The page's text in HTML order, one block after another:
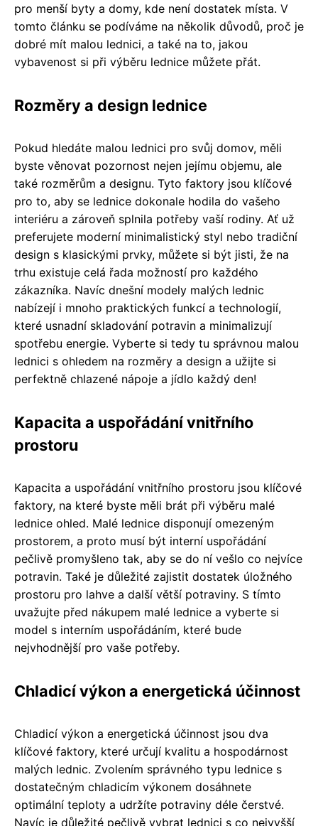
pro menší byty a domy, kde není dostatek místa. V
tomto článku se podíváme na několik důvodů, proč je
dobré mít malou lednici, a také na to, jakou
vybavenost si při výběru lednice můžete přát.
Rozměry a design lednice
Pokud hledáte malou lednici pro svůj domov, měli
byste věnovat pozornost nejen jejímu objemu, ale
také rozměrům a designu. Tyto faktory jsou klíčové
pro to, aby se lednice dokonale hodila do vašeho
interiéru a zároveň splnila potřeby vaší rodiny. Ať už
preferujete moderní minimalistický styl nebo tradiční
design s klasickými prvky, můžete si být jisti, že na
trhu existuje celá řada možností pro každého
zákazníka. Navíc dnešní modely malých lednic
nabízejí i mnoho praktických funkcí a technologií,
které usnadní skladování potravin a minimalizují
spotřebu energie. Vyberte si tedy tu správnou malou
lednici s ohledem na rozměry a design a užijte si
perfektně chlazené nápoje a jídlo každý den!
Kapacita a uspořádání vnitřního
prostoru
Kapacita a uspořádání vnitřního prostoru jsou klíčové
faktory, na které byste měli brát při výběru malé
lednice ohled. Malé lednice disponují omezeným
prostorem, a proto musí být interní uspořádání
pečlivě promyšleno tak, aby se do ní vešlo co nejvíce
potravin. Také je důležité zajistit dostatek úložného
prostoru pro lahve a další větší potraviny. S tímto
uvažujte před nákupem malé lednice a vyberte si
model s interním uspořádáním, které bude
nejvhodnější pro vaše potřeby.
Chladicí výkon a energetická účinnost
Chladicí výkon a energetická účinnost jsou dva
klíčové faktory, které určují kvalitu a hospodárnost
malých lednic. Zvolením správného typu lednice s
dostatečným chladicím výkonem dosáhnete
optimální teploty a udržíte potraviny déle čerstvé.
Navíc je důležité pečlivě vybrat lednici s co nejvyšší